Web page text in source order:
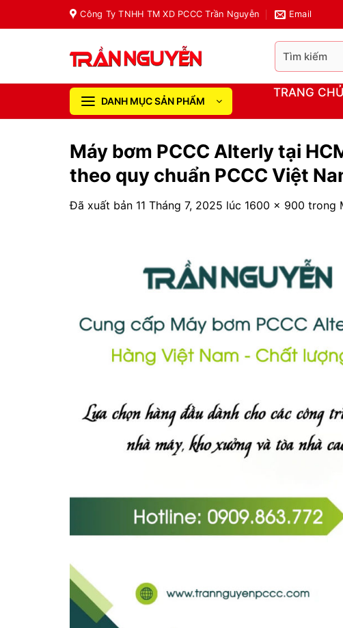
Công Ty TNHH TM XD PCCC Trần Nguyễn Email
Tìm
kiếm:
DANH MỤC SẢN PHẨM
TRANG CHỦ
Máy bơm PCCC Alterly tại
theo quy chuẩn PCCC Việt
Đã xuất bản 11 Tháng 7, 2025 lúc 1600 × 900 trong